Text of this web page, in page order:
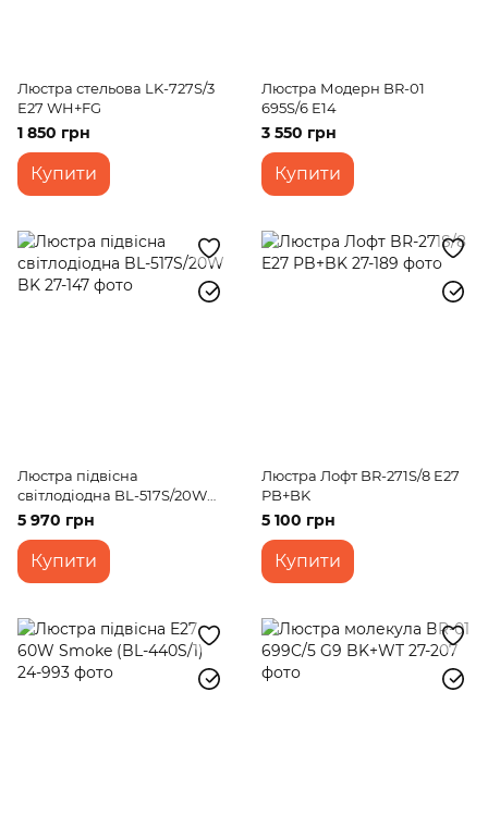
Люстра стельова LK-727S/3
E27 WH+FG
1 850 грн
Купити
Люстра Модерн BR-01
695S/6 E14
3 550 грн
Купити
Люстра підвісна
світлодіодна BL-517S/20W
BK
5 970 грн
Купити
Люстра Лофт BR-271S/8 E27
PB+BK
5 100 грн
Купити